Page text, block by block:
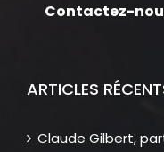
Contactez-
ARTICLES
Claude Gilbert,